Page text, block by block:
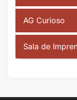
AG Curioso
Sala de